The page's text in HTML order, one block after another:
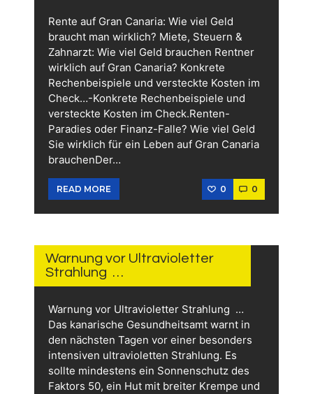
Rente auf Gran Canaria: Wie viel Geld
braucht man wirklich? Miete, Steuern &
Zahnarzt: Wie viel Geld brauchen Rentner
wirklich auf Gran Canaria? Konkrete
Rechenbeispiele und versteckte Kosten im
Check…-Konkrete Rechenbeispiele und
versteckte Kosten im Check.Renten-
Paradies oder Finanz-Falle? Wie viel Geld
Sie wirklich für ein Leben auf Gran Canaria
brauchenDer…
READ MORE 0 0
Warnung vor Ultravioletter
Strahlung …
Warnung vor Ultravioletter Strahlung …
Das kanarische Gesundheitsamt warnt in
den nächsten Tagen vor einer besonders
intensiven ultravioletten Strahlung. Es
sollte mindestens ein Sonnenschutz des
Faktors 50, ein Hut mit breiter Krempe und